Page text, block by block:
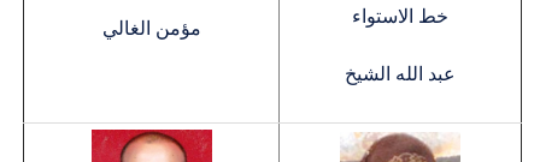
خط الاستواء
عبد الله الشيخ
مؤمن الغالي